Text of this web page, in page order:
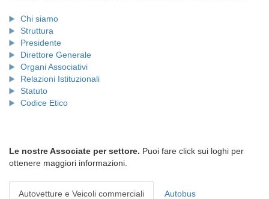
Chi siamo
Struttura
Presidente
Direttore Generale
Organi Associativi
Relazioni Istituzionali
Statuto
Codice Etico
Le nostre Associate per settore. Puoi fare click sui loghi per
ottenere maggiori informazioni.
Autovetture e Veicoli commerciali Autobus